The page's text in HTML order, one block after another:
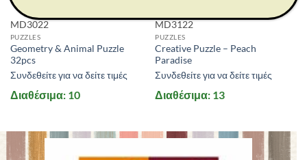
MD3022
PUZZLES
Geometry & Animal Puzzle
32pcs
Συνδεθείτε για να δείτε τιμές
Διαθέσιμα: 10
MD3122
PUZZLES
Creative Puzzle – Peach
Paradise
Συνδεθείτε για να δείτε τιμές
Διαθέσιμα: 13